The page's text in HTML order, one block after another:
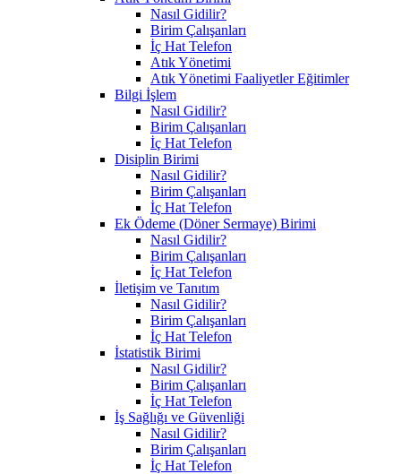
Nasıl Gidilir?
Birim Çalışanları
İç Hat Telefon
Atık Yönetimi
Atık Yönetimi Faaliyetler Eğitimler
Bilgi İşlem
Nasıl Gidilir?
Birim Çalışanları
İç Hat Telefon
Disiplin Birimi
Nasıl Gidilir?
Birim Çalışanları
İç Hat Telefon
Ek Ödeme (Döner Sermaye) Birimi
Nasıl Gidilir?
Birim Çalışanları
İç Hat Telefon
İletişim ve Tanıtım
Nasıl Gidilir?
Birim Çalışanları
İç Hat Telefon
İstatistik Birimi
Nasıl Gidilir?
Birim Çalışanları
İç Hat Telefon
İş Sağlığı ve Güvenliği
Nasıl Gidilir?
Birim Çalışanları
İç Hat Telefon